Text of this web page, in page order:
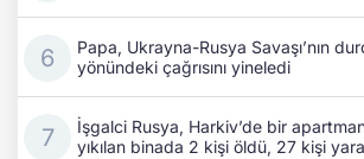
Papa, Ukrayna-Rusya Savaşı’nın
yönündeki çağrısını yineledi
İşgalci Rusya, Harkiv’de bir
yıkılan binada 2 kişi öldü, 27 kişi